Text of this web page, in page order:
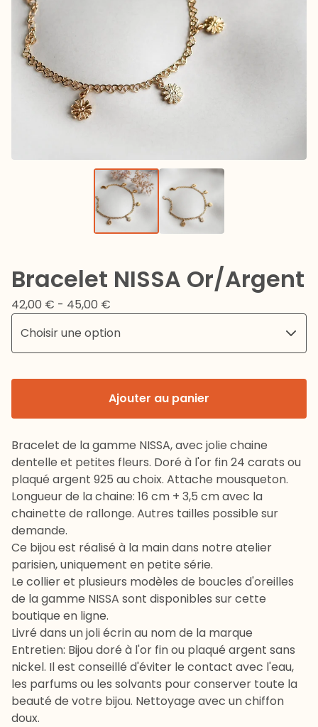
Bracelet NISSA Or/Argent
42,00 € - 45,00 €
Ajouter au panier
Bracelet de la gamme NISSA, avec jolie chaine
dentelle et petites fleurs. Doré à l'or fin 24 carats ou
plaqué argent 925 au choix. Attache mousqueton.
Longueur de la chaine: 16 cm + 3,5 cm avec la
chainette de rallonge. Autres tailles possible sur
demande.
Ce bijou est réalisé à la main dans notre atelier
parisien, uniquement en petite série.
Le collier et plusieurs modèles de boucles d'oreilles
de la gamme NISSA sont disponibles sur cette
boutique en ligne.
Livré dans un joli écrin au nom de la marque
Entretien: Bijou doré à l'or fin ou plaqué argent sans
nickel. Il est conseillé d'éviter le contact avec l'eau,
les parfums ou les solvants pour conserver toute la
beauté de votre bijou. Nettoyage avec un chiffon
doux.